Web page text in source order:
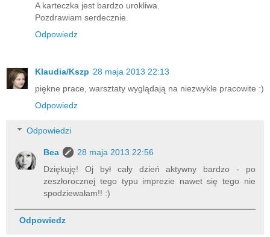
A karteczka jest bardzo urokliwa.
Pozdrawiam serdecznie.
Odpowiedz
Klaudia/Kszp 28 maja 2013 22:13
piękne prace, warsztaty wyglądają na niezwykle pracowite :)
Odpowiedz
Odpowiedzi
Bea
28 maja 2013 22:56
Dziękuję! Oj był cały dzień aktywny bardzo - po
zeszłorocznej tego typu imprezie nawet się tego nie
spodziewałam!! :)
Odpowiedz